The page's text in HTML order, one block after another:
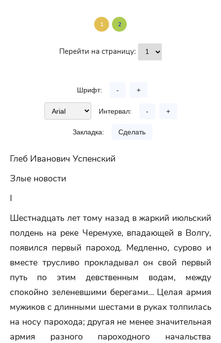
1 2
Перейти на страницу:
Шрифт: - +
Интервал: - +
Закладка: Сделать
Глеб Иванович Успенский
Злые новости
I
Шестнадцать лет тому назад в жаркий июльский
полдень на реке Черемухе, впадающей в Волгу,
появился первый пароход. Медленно, сурово и
вместе трусливо прокладывал он свой первый
путь по этим девственным водам, между
спокойно зеленевшими берегами… Целая армия
мужиков с длинными шестами в руках толпилась
на носу парохода; другая не менее значительная
армия разного пароходного начальства